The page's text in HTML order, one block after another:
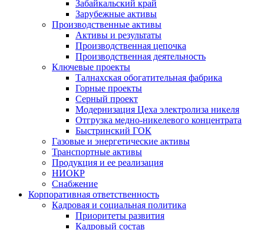
Забайкальский край
Зарубежные активы
Производственные активы
Активы и результаты
Производственная цепочка
Производственная деятельность
Ключевые проекты
Талнахская обогатительная фабрика
Горные проекты
Серный проект
Модернизация Цеха электролиза никеля
Отгрузка медно-никелевого концентрата
Быстринский ГОК
Газовые и энергетические активы
Транспортные активы
Продукция и ее реализация
НИОКР
Снабжение
Корпоративная ответственность
Кадровая и социальная политика
Приоритеты развития
Кадровый состав